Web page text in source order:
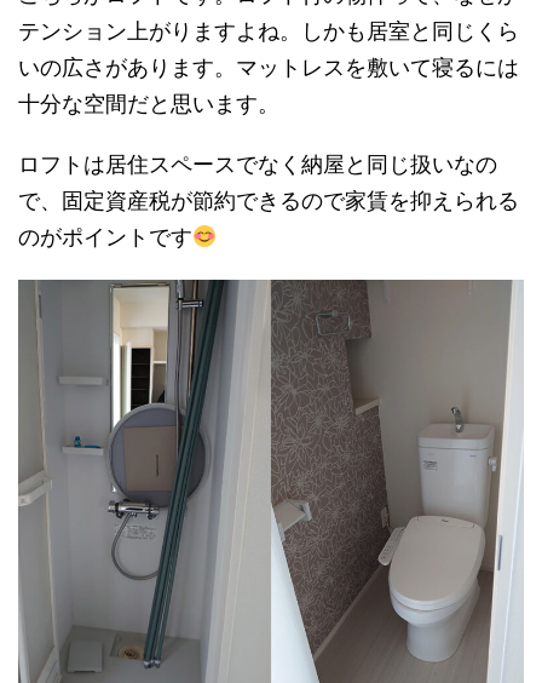
テンション上がりますよね。しかも居室と同じくら
いの広さがあります。マットレスを敷いて寝るには
十分な空間だと思います。
ロフトは居住スペースでなく納屋と同じ扱いなの
で、固定資産税が節約できるので家賃を抑えられる
のがポイントです